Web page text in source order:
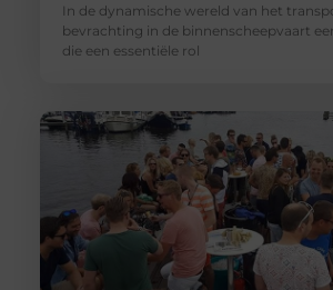
In de dynamische wereld van het
bevrachting in de binnenscheepvaart
die een essentiële rol